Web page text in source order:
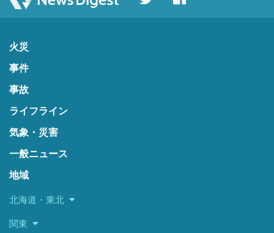
火災
事件
事故
ライフライン
気象・災害
一般ニュース
地域
北海道・東北
関東